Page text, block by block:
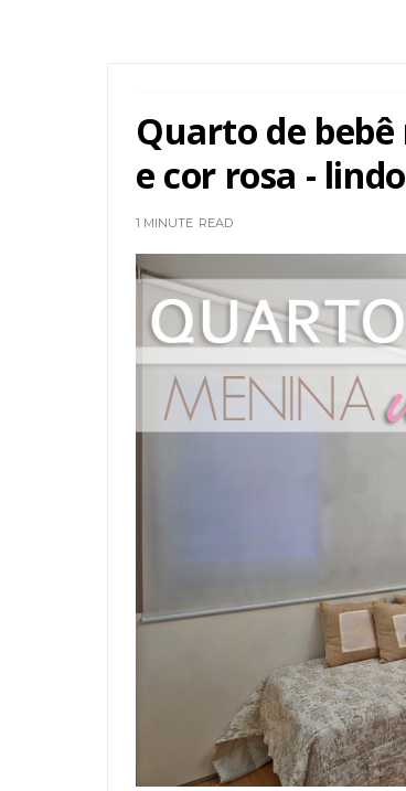
Quarto de
e cor rosa -
1 MINUTE READ